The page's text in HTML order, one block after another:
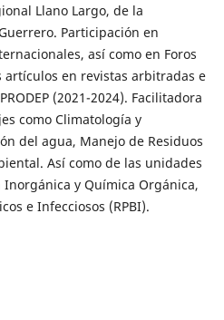
Llano Largo, de la
Participación en
así como en Foros
en revistas arbitradas e
(2021-2024). Facilitadora
como Climatología y
del agua, Manejo de Residuos
Así como de las unidades
y Química Orgánica,
e Infecciosos (RPBI).